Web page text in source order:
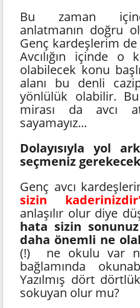
Bu zaman
anlatmanın doğru
Genç kardeşlerim
Avcılığın içinde o
olabilecek konu
alanı bu denli
yönlülük olabilir.
mirası da avcı
sayamayız...
Dolayısıyla yol
seçmeniz
Genç avcı
sizin
anlaşılır olur diye
hata sizin
daha önemli ne
(!) ne okulu var
bağlamında
Yazılmış dört
sokuyan olur mu?